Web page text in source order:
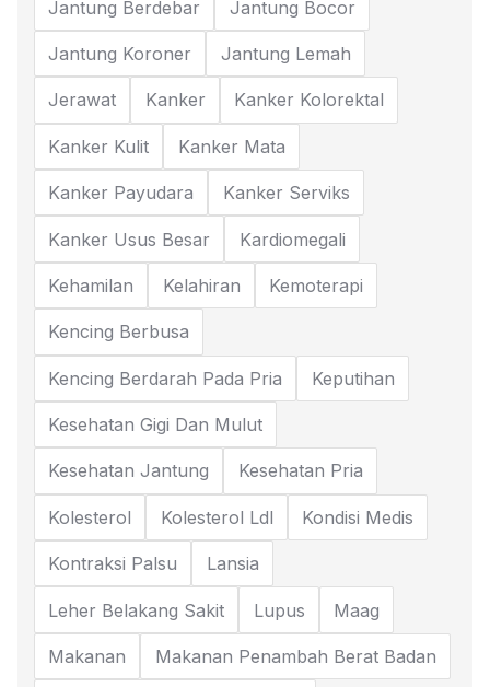
Jantung Berdebar Jantung Bocor
Jantung Koroner Jantung Lemah
Jerawat Kanker Kanker Kolorektal
Kanker Kulit Kanker Mata
Kanker Payudara Kanker Serviks
Kanker Usus Besar Kardiomegali
Kehamilan Kelahiran Kemoterapi
Kencing Berbusa
Kencing Berdarah Pada Pria Keputihan
Kesehatan Gigi Dan Mulut
Kesehatan Jantung Kesehatan Pria
Kolesterol Kolesterol Ldl Kondisi Medis
Kontraksi Palsu Lansia
Leher Belakang Sakit Lupus Maag
Makanan Makanan Penambah Berat Badan